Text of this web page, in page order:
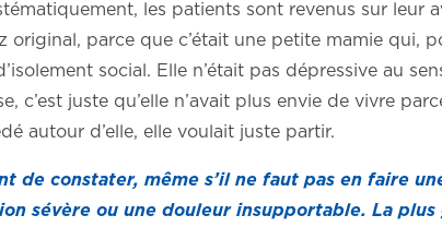
les patients sont revenus sur leur
original, parce que c’était une petite mamie qui,
social. Elle n’était pas dépressive au
c’est juste qu’elle n’avait plus envie de vivre
autour d’elle, elle voulait juste partir.
de constater, même s’il ne faut pas en faire
sévère ou une douleur insupportable. La